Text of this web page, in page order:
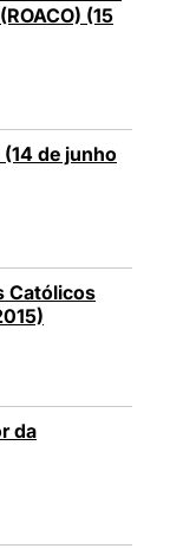
(15
de junho
Católicos
da